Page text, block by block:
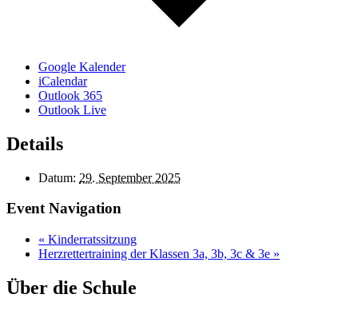
Google Kalender
iCalendar
Outlook 365
Outlook Live
Details
Datum: 29. September 2025
Event Navigation
« Kinderratssitzung
Herzrettertraining der Klassen 3a, 3b, 3c & 3e »
Über die Schule